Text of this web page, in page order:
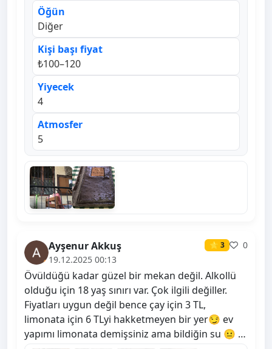
Öğün
Diğer
Kişi başı fiyat
₺100–120
Yiyecek
4
Atmosfer
5
Ayşenur Akkuş ⭐ 3
0
19.12.2025 00:13
Övüldüğü kadar güzel bir mekan değil. Alkollü
olduğu için 18 yaş sınırı var. Çok ilgili değiller.
Fiyatları uygun değil bence çay için 3 TL,
limonata için 6 TLyi hakketmeyen bir yer😏 ev
yapımı limonata demişsiniz ama bildiğin su 😐 …